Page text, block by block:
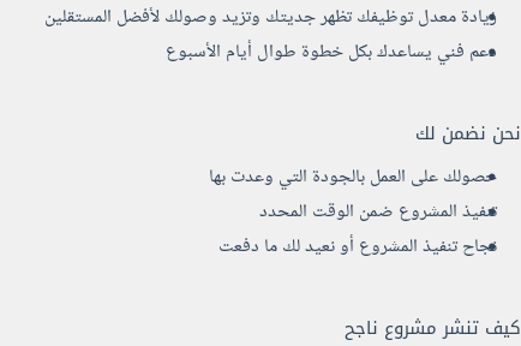
زيادة معدل توظيفك تظهر جديتك وتزيد وصولك لأفضل المستقلين
دعم فني يساعدك بكل خطوة طوال أيام الأسبوع
نحن نضمن لك
حصولك على العمل بالجودة التي وعدت بها
تنفيذ المشروع ضمن الوقت المحدد
نجاح تنفيذ المشروع أو نعيد لك ما دفعت
كيف تنشر مشروع ناجح